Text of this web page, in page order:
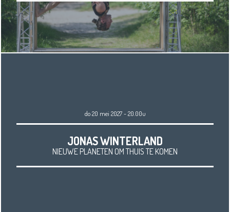
do 20 mei 2027 - 20.00u
JONAS WINTERLAND
NIEUWE PLANETEN OM THUIS TE KOMEN